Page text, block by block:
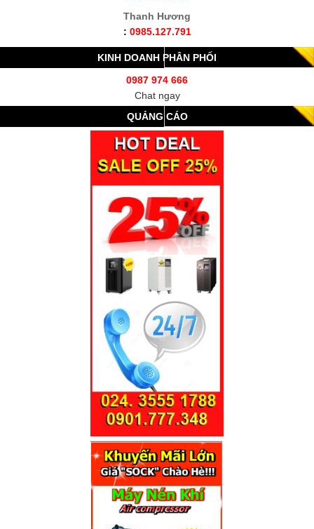
Thanh Hương
: 0985.127.791
KINH DOANH PHÂN PHỐI
0987 974 666
Chat ngay
QUẢNG CÁO